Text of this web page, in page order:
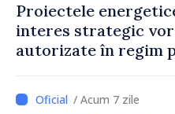
Proiectele
interes strategic
autorizate în regim
/ Acum 7 zile